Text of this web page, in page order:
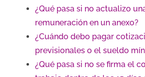
¿Qué pasa si no actualizo
remuneración en un anexo?
¿Cuándo debo pagar
previsionales o el sueldo
¿Qué pasa si no se firma el